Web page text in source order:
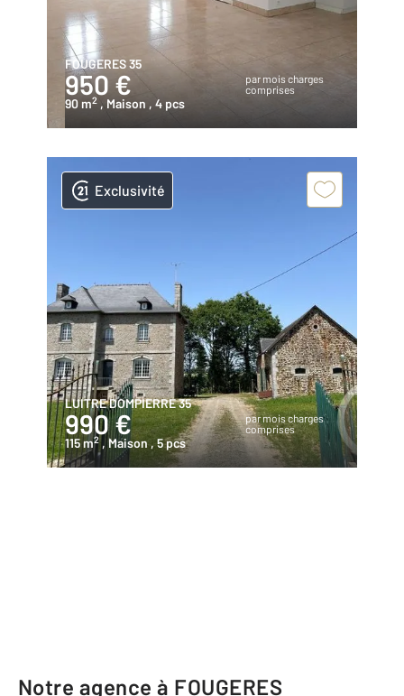
FOUGERES 35
950 €
par mois charges
comprises
90 m2 , Maison , 4 pcs
Exclusivité
LUITRE DOMPIERRE 35
990 €
par mois charges
comprises
115 m2 , Maison , 5 pcs
Notre agence à FOUGERES